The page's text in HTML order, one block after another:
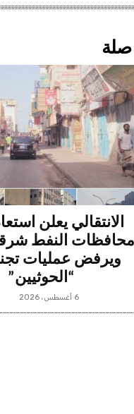
صلة
الانتقالي يعلن
محافظات النفط
ويرفض عمليات
“الحوثيين”
6 أغسطس، 2026